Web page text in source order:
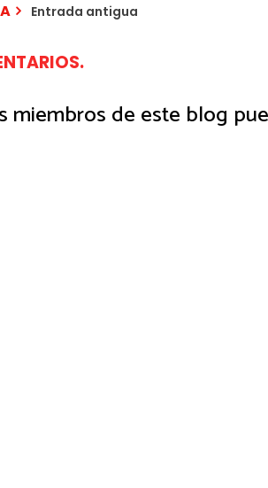
Entrada antigua
miembros de este blog